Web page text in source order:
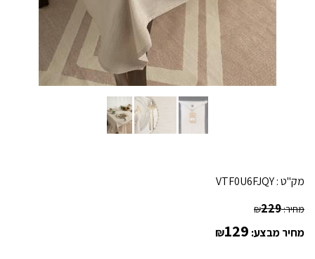
מק"ט :VTF0U6FJQY
מחיר: ₪229
מחיר מבצע: ₪129